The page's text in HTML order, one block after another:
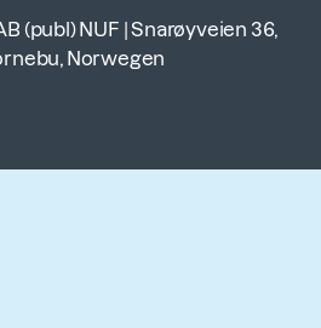
(publ) NUF |Snarøyveien 36,
Norwegen